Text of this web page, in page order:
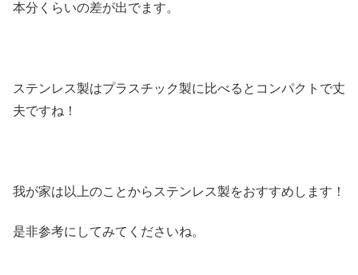
本分くらいの差が出でます。
ステンレス製はプラスチック製に比べるとコンパクトで丈
夫ですね！
我が家は以上のことからステンレス製をおすすめします！
是非参考にしてみてくださいね。